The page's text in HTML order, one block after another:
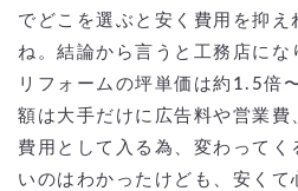
でどこを選ぶと安く費用を抑え
ね。結論から言うと工務店に
リフォームの坪単価は約1.5倍
額は大手だけに広告料や営業費
費用として入る為、変わってく
いのはわかったけども、安くて